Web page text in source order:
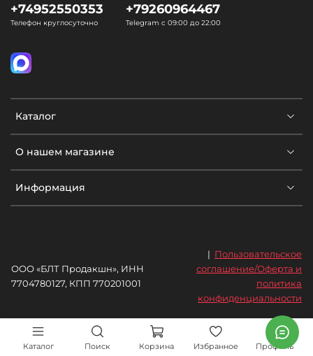
Каталог
О нашем магазине
Информация
+74952550353
Телефон круглосуточно
+79260964467
Telegram с 09:00 до 22:00
ООО «БЛТ Продакшн», ИНН
7704780127, КПП 770201001
| Пользовательское
соглашение/Оферта и
политика
конфиденциальности
Каталог Поиск Корзина Избранное Профиль